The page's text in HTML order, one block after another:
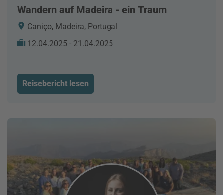
Wandern auf Madeira - ein Traum
Caniço, Madeira, Portugal
12.04.2025 - 21.04.2025
Reisebericht lesen